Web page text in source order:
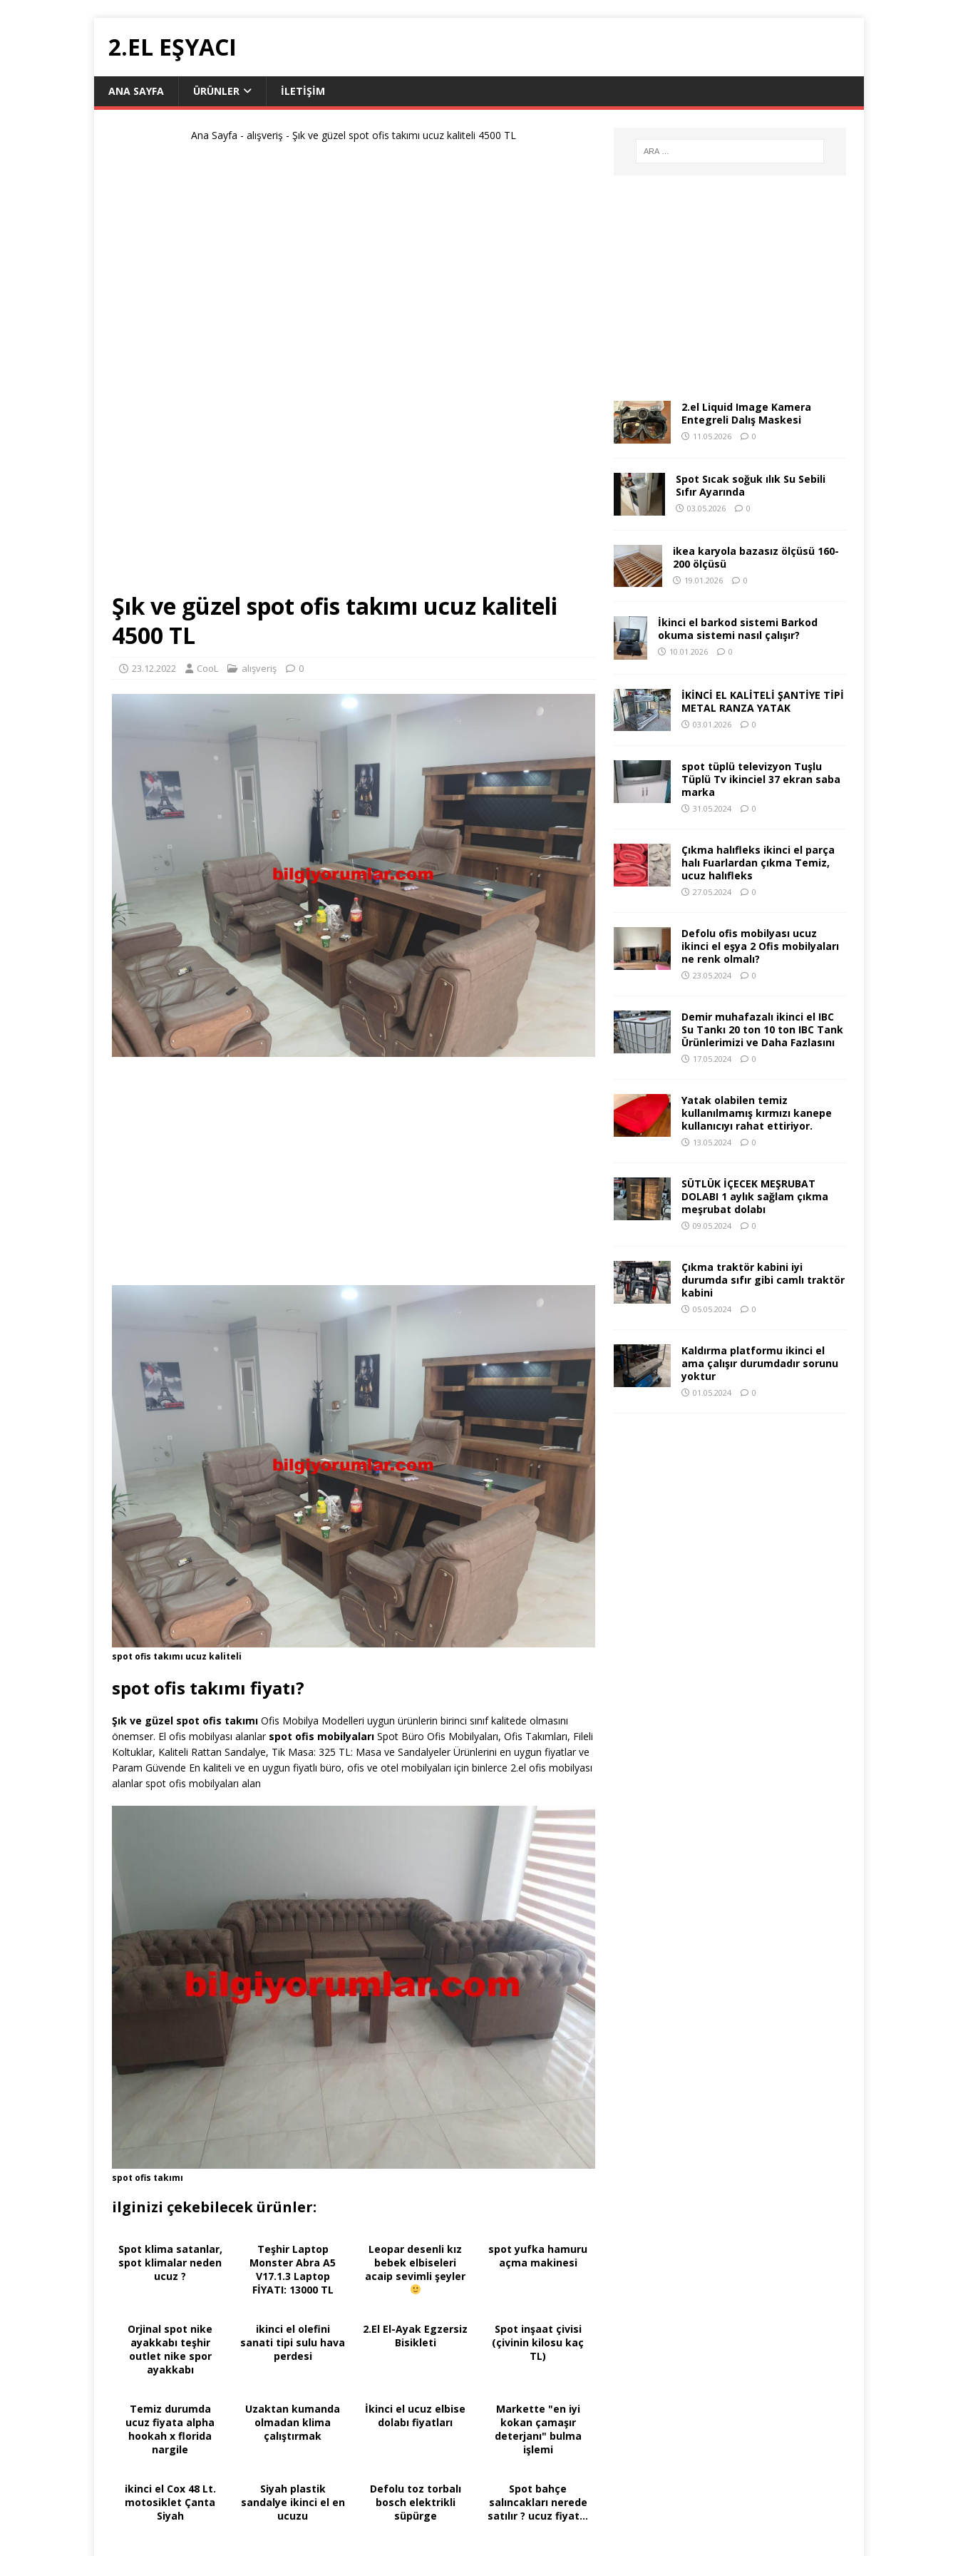
2.EL EŞYACI
ANA SAYFA ÜRÜNLER ILETIŞIM
Ana Sayfa -alışveriş -Şık ve güzel spot ofis takımı ucuz kaliteli 4500 TL
Şık ve güzel spot ofis takımı ucuz kaliteli
4500 TL
23.12.2022 CooL alışveriş 0
spot ofis takımı ucuz kaliteli
spot ofis takımı fiyatı?
Şık ve güzel spot ofis takımı Ofis Mobilya Modelleri uygun ürünlerin birinci sınıf kalitede olmasını
önemser. El ofis mobilyası alanlar spot ofis mobilyaları Spot Büro Ofis Mobilyaları, Ofis Takımları, Fileli
Koltuklar, Kaliteli Rattan Sandalye, Tik Masa: 325 TL: Masa ve Sandalyeler Ürünlerini en uygun fiyatlar ve
Param Güvende En kaliteli ve en uygun fiyatlı büro, ofis ve otel mobilyaları için binlerce 2.el ofis mobilyası
alanlar spot ofis mobilyaları alan
spot ofis takımı
ilginizi çekebilecek ürünler:
Spot klima satanlar,
spot klimalar neden
ucuz ?
Teşhir Laptop
Monster Abra A5
V17.1.3 Laptop
FİYATI: 13000 TL
Leopar desenli kız
bebek elbiseleri
acaip sevimli şeyler
spot yufka hamuru
açma makinesi
Orjinal spot nike
ayakkabı teşhir
outlet nike spor
ayakkabı
ikinci el olefini
sanati tipi sulu hava
perdesi
2.El El-Ayak Egzersiz
Bisikleti
Spot inşaat çivisi
(çivinin kilosu kaç
TL)
Temiz durumda
ucuz fiyata alpha
hookah x florida
nargile
Uzaktan kumanda
olmadan klima
çalıştırmak
İkinci el ucuz elbise
dolabı fiyatları
Markette "en iyi
kokan çamaşır
deterjanı" bulma
işlemi
ikinci el Cox 48 Lt.
motosiklet Çanta
Siyah
Siyah plastik
sandalye ikinci el en
ucuzu
Defolu toz torbalı
bosch elektrikli
süpürge
Spot bahçe
salıncakları nerede
satılır ? ucuz fiyat...
2.el Liquid Image Kamera
Entegreli Dalış Maskesi
11.05.2026 0
Spot Sıcak soğuk ılık Su Sebili
Sıfır Ayarında
03.05.2026 0
ikea karyola bazasız ölçüsü 160-
200 ölçüsü
19.01.2026 0
İkinci el barkod sistemi Barkod
okuma sistemi nasıl çalışır?
10.01.2026 0
İKİNCİ EL KALİTELİ ŞANTİYE TİPİ
METAL RANZA YATAK
03.01.2026 0
spot tüplü televizyon Tuşlu
Tüplü Tv ikinciel 37 ekran saba
marka
31.05.2024 0
Çıkma halıfleks ikinci el parça
halı Fuarlardan çıkma Temiz,
ucuz halıfleks
27.05.2024 0
Defolu ofis mobilyası ucuz
ikinci el eşya 2 Ofis mobilyaları
ne renk olmalı?
23.05.2024 0
Demir muhafazalı ikinci el IBC
Su Tankı 20 ton 10 ton IBC Tank
Ürünlerimizi ve Daha Fazlasını
17.05.2024 0
Yatak olabilen temiz
kullanılmamış kırmızı kanepe
kullanıcıyı rahat ettiriyor.
13.05.2024 0
SÜTLÜK İÇECEK MEŞRUBAT
DOLABI 1 aylık sağlam çıkma
meşrubat dolabı
09.05.2024 0
Çıkma traktör kabini iyi
durumda sıfır gibi camlı traktör
kabini
05.05.2024 0
Kaldırma platformu ikinci el
ama çalışır durumdadır sorunu
yoktur
01.05.2024 0